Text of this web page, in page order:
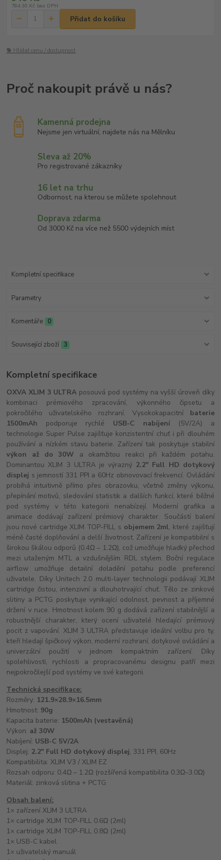
784,30 Kč bez DPH
Přidat do košíku
🐕 Hlídat cenu / dostupnost
Kamenná prodejna
Nejsme jen virtuální, najdete nás na Mělníku
Sleva až 20%
Pro registrované zákazníky
16 let na trhu
Odbornost, na kterou se můžete spolehnout
Doprava zdarma
Od 3000 Kč na více než 5500 výdejních míst
Kompletní specifikace
Parametry
Komentáře 0
Související zboží 3
Kompletní specifikace
OXVA XLIM 3 ULTRA posouvá pod systémy na vyšší úroveň díky
kombinaci prémiového zpracování, výkonného čipsetu a
pokročilého uživatelského rozhraní. Vysokokapacitní baterie
1500mAh podporuje rychlé USB-C nabíjení(5V/2A) a
technologie Super Pulse zajišťuje konzistentní chuť i při dlouhém
používání a nízkém stavu baterie. Zařízení tak poskytuje stabilní
výkon až do 30W a okamžitou reakci při každém potahu.
Dominantou XLIM 3 ULTRA je výrazný 2.2" Full HD dotykový
displej s jemností 331 PPI a 60Hz obnovovací frekvencí. Ovládání
probíhá intuitivně přímo přes obrazovku, včetně změny výkonu,
přepínání motivů, sledování statistik a dalších funkcí, které běžné
pod systémy v této kategorii nenabízejí. Moderní grafika a
animace dodávají zařízení prémiový charakter. Součástí balení
jsou nové cartridge XLIM TOP-FILL s objemem 2ml, které zajišťují
méně časté doplňování a delší životnost. Zařízení je kompatibilní s
širokou škálou odporů (0.4Ω – 1.2Ω), což umožňuje hladký přechod
mezi utaženým MTL a vzdušnějším RDL stylem. Boční regulace
airflow umožňuje detailní doladění potahu podle preferencí
uživatele. Díky Unitech 2.0 multi-layer technologii podávají XLIM
cartridge čistou, intenzivní a dlouhotrvající chuť. Tělo ze zinkové
slitiny a PCTG poskytuje vynikající odolnost, pevnost a příjemné
držení v ruce. Hmotnost kolem 90 g dodává zařízení stabilnější a
robustnější charakter, který ocení uživatelé hledající prémiový
pocit z vapování. XLIM 3 ULTRA představuje ideální volbu pro ty,
kteří hledají špičkový výkon, moderní rozhraní, dotykové ovládání a
univerzální použití v jednom kompaktním zařízení. Díky
spolehlivosti, rychlosti a propracovanému designu patří mezi
nejpokročilejší pod systémy ve své kategorii.
Technická specifikace:
Rozměry: 121.9×28.9×16.5mm
Hmotnost: 90g
Kapacita baterie: 1500mAh (vestavěná)
Výkon: až 30W
Nabíjení: USB-C 5V/2A
Displej: 2.2" Full HD dotykový displej, 331 PPI, 60Hz
Kompatibilita: XLIM V3 / XLIM EZ
Rozsah odporu: 0.4Ω – 1.2Ω (rozšířená kompatibilita 0.3Ω–3.0Ω)
Materiál: zinková slitina + PCTG
Obsah balení:
1× zařízení XLIM 3 ULTRA
1× cartridge XLIM TOP-FILL 0.6Ω (2ml)
1× cartridge XLIM TOP-FILL 0.8Ω (2ml)
1× USB-C kabel
1× uživatelský manuál